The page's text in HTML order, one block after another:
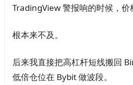
TradingView 警报响的时候，价
根本来不及。
后来我直接把高杠杆短线搬回
低倍仓位在 Bybit 做波段。